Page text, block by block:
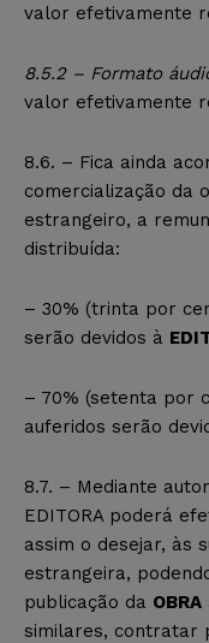
valor efetivamente
8.5.2 – Formato
valor efetivamente
8.6. – Fica ainda
comercialização da
estrangeiro, a
distribuída:
– 30% (trinta por
serão devidos à
– 70% (setenta por
auferidos serão
8.7. – Mediante
EDITORA poderá
assim o desejar, às
estrangeira,
publicação da OBRA
similares, contratar